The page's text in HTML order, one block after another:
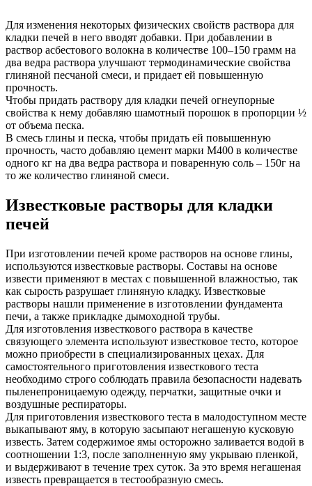
Для изменения некоторых физических свойств раствора для
кладки печей в него вводят добавки. При добавлении в
раствор асбестового волокна в количестве 100–150 грамм на
два ведра раствора улучшают термодинамические свойства
глиняной песчаной смеси, и придает ей повышенную
прочность.
Чтобы придать раствору для кладки печей огнеупорные
свойства к нему добавляю шамотный порошок в пропорции ½
от объема песка.
В смесь глины и песка, чтобы придать ей повышенную
прочность, часто добавляю цемент марки М400 в количестве
одного кг на два ведра раствора и поваренную соль – 150г на
то же количество глиняной смеси.
Известковые растворы для кладки
печей
При изготовлении печей кроме растворов на основе глины,
используются известковые растворы. Составы на основе
извести применяют в местах с повышенной влажностью, так
как сырость разрушает глиняную кладку. Известковые
растворы нашли применение в изготовлении фундамента
печи, а также прикладке дымоходной трубы.
Для изготовления известкового раствора в качестве
связующего элемента используют известковое тесто, которое
можно приобрести в специализированных цехах. Для
самостоятельного приготовления известкового теста
необходимо строго соблюдать правила безопасности надевать
пыленепроницаемую одежду, перчатки, защитные очки и
воздушные респираторы.
Для приготовления известкового теста в малодоступном месте
выкапывают яму, в которую засыпают негашеную кусковую
известь. Затем содержимое ямы осторожно заливается водой в
соотношении 1:3, после заполненную яму укрываю пленкой,
и выдерживают в течение трех суток. За это время негашеная
известь превращается в тестообразную смесь.